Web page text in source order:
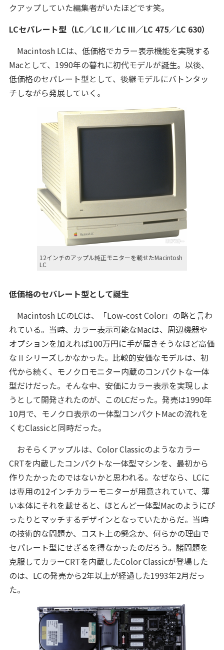
クアップしていた編集者がいたほどです笑。
LCセパレート型（LC／LC II／LC III／LC 475／LC 630）
Macintosh LCは、低価格でカラー表示機能を実現する
Macとして、1990年の暮れに初代モデルが誕生。以後、
低価格のセパレート型として、後継モデルにバトンタッ
チしながら発展していく。
12インチのアップル純正モニターを載せたMacintosh
LC
低価格のセパレート型として誕生
Macintosh LCのLCは、「Low-cost Color」の略と言わ
れている。当時、カラー表示可能なMacは、周辺機器や
オプションを加えれば100万円に手が届きそうなほど高価
なⅡシリーズしかなかった。比較的安価なモデルは、初
代から続く、モノクロモニター内蔵のコンパクトな一体
型だけだった。そんな中、安価にカラー表示を実現しよ
うとして開発されたのが、このLCだった。発売は1990年
10月で、モノクロ表示の一体型コンパクトMacの流れを
くむClassicと同時だった。
おそらくアップルは、Color Classicのようなカラー
CRTを内蔵したコンパクトな一体型マシンを、最初から
作りたかったのではないかと思われる。なぜなら、LCに
は専用の12インチカラーモニターが用意されていて、薄
い本体にそれを載せると、ほとんど一体型Macのようにぴ
ったりとマッチするデザインとなっていたからだ。当時
の技術的な問題か、コスト上の懸念か、何らかの理由で
セパレート型にせざるを得なかったのだろう。諸問題を
克服してカラーCRTを内蔵したColor Classicが登場した
のは、LCの発売から2年以上が経過した1993年2月だっ
た。